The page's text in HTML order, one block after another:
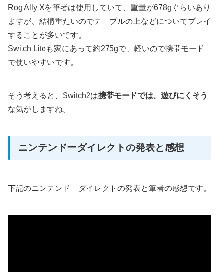
Rog Ally Xを筆者は使用していて、重量が678gぐらいあり
ますが、結構重たいのでテーブルの上などについてプレイ
することが多いです。
Switch Liteも家にあって約275gで、軽いので携帯モード
で使いやすいです。
そう考えると、Switch2は携帯モードでは、遊びにくそう
な気がしますね。
ニンテンドーダイレクトの発表と感想
下記のニンテンドーダイレクトの発表と筆者の感想です。